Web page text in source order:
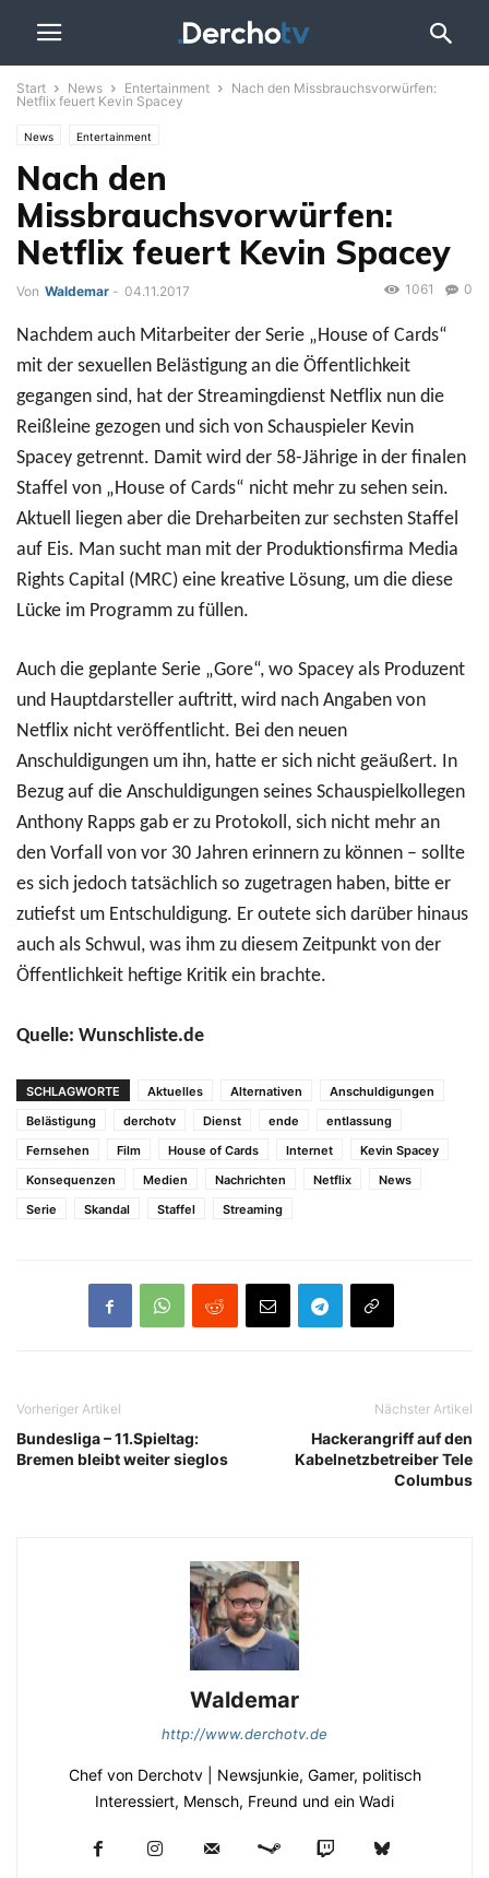
Start News Entertainment
Nach den Missbrauchsvorwürfen:
Netflix feuert Kevin Spacey
News Entertainment
Nach den
Missbrauchsvorwürfen:
Netflix feuert Kevin Spacey
Von Waldemar - 04.11.2017 0
1061
Nachdem auch Mitarbeiter der Serie „House of Cards“
mit der sexuellen Belästigung an die Öffentlichkeit
gegangen sind, hat der Streamingdienst Netflix nun die
Reißleine gezogen und sich von Schauspieler Kevin
Spacey getrennt. Damit wird der 58-Jährige in der finalen
Staffel von „House of Cards“ nicht mehr zu sehen sein.
Aktuell liegen aber die Dreharbeiten zur sechsten Staffel
auf Eis. Man sucht man mit der Produktionsfirma Media
Rights Capital (MRC) eine kreative Lösung, um die diese
Lücke im Programm zu füllen.
Auch die geplante Serie „Gore“, wo Spacey als Produzent
und Hauptdarsteller auftritt, wird nach Angaben von
Netflix nicht veröffentlicht. Bei den neuen
Anschuldigungen um ihn, hatte er sich nicht geäußert. In
Bezug auf die Anschuldigungen seines Schauspielkollegen
Anthony Rapps gab er zu Protokoll, sich nicht mehr an
den Vorfall von vor 30 Jahren erinnern zu können – sollte
es sich jedoch tatsächlich so zugetragen haben, bitte er
zutiefst um Entschuldigung. Er outete sich darüber hinaus
auch als Schwul, was ihm zu diesem Zeitpunkt von der
Öffentlichkeit heftige Kritik ein brachte.
Quelle: Wunschliste.de
SCHLAGWORTE Aktuelles Alternativen
Anschuldigungen
Belästigung
derchotv Dienst ende
entlassung
Fernsehen
Film House of Cards Internet
Kevin Spacey
Konsequenzen
Medien Nachrichten Netflix
News
Serie
Skandal Staffel Streaming
Vorheriger Artikel
Bundesliga – 11.Spieltag:
Bremen bleibt weiter sieglos
Nächster Artikel
Hackerangriff auf den
Kabelnetzbetreiber Tele
Columbus
Waldemar
http://www.derchotv.de
Chef von Derchotv | Newsjunkie, Gamer, politisch
Interessiert, Mensch, Freund und ein Wadi